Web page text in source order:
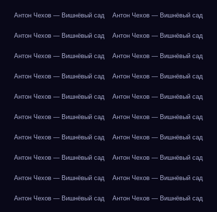
Антон Чехов — Вишнёвый сад Антон Чехов — Вишнёвый сад
Антон Чехов — Вишнёвый сад Антон Чехов — Вишнёвый сад
Антон Чехов — Вишнёвый сад Антон Чехов — Вишнёвый сад
Антон Чехов — Вишнёвый сад Антон Чехов — Вишнёвый сад
Антон Чехов — Вишнёвый сад Антон Чехов — Вишнёвый сад
Антон Чехов — Вишнёвый сад Антон Чехов — Вишнёвый сад
Антон Чехов — Вишнёвый сад Антон Чехов — Вишнёвый сад
Антон Чехов — Вишнёвый сад Антон Чехов — Вишнёвый сад
Антон Чехов — Вишнёвый сад Антон Чехов — Вишнёвый сад
Антон Чехов — Вишнёвый сад Антон Чехов — Вишнёвый сад